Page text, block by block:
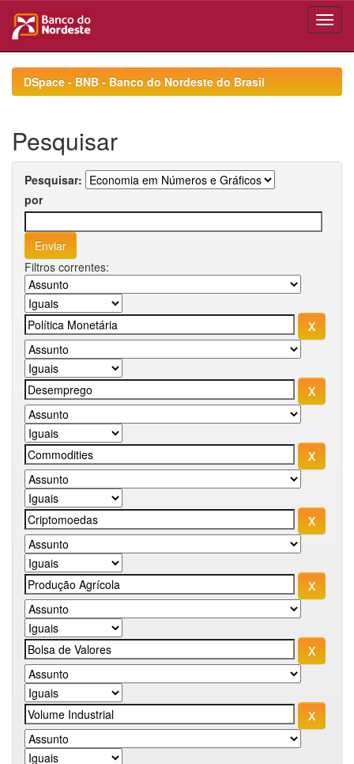
navigationDSpace - BNB - Banco do Nordeste do Brasil
Pesquisar
Pesquisar:
por
Filtros correntes: